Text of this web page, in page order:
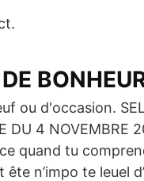
ou d'occasion.
DU 4 NOVEMBRE
quand tu
n’impo te leuel